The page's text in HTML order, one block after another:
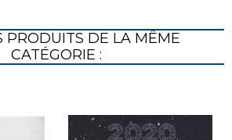
PRODUITS DE LA MÊME
CATÉGORIE :